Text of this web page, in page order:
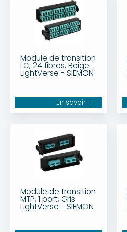
Module de transition
LC, 24 fibres, Beige
LightVerse - SIEMON
En savoir +
Module de transition
MTP, 1 port, Gris
LightVerse - SIEMON